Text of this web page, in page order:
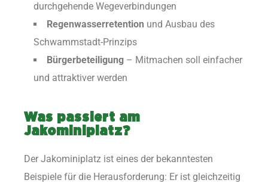
durchgehende Wegeverbindungen
Regenwasserretention und Ausbau des
Schwammstadt-Prinzips
Bürgerbeteiligung – Mitmachen soll einfacher
und attraktiver werden
Was passiert am
Jakominiplatz?
Der Jakominiplatz ist eines der bekanntesten
Beispiele für die Herausforderung: Er ist gleichzeitig